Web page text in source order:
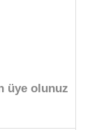
üye olunuz